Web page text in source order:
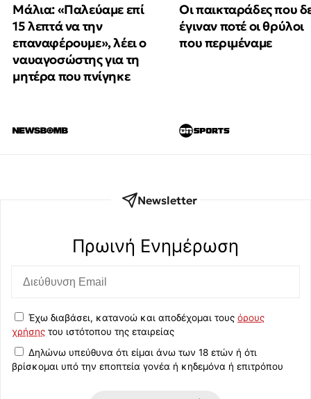
Μάλια: «Παλεύαμε επί
15 λεπτά να την
επαναφέρουμε», λέει ο
ναυαγοσώστης για τη
μητέρα που πνίγηκε
Οι παικταράδες που
έγιναν ποτέ οι θρύλοι
που περιμέναμε
Newsletter
Πρωινή Eνημέρωση
Έχω διαβάσει, κατανοώ και αποδέχομαι τους όρους
χρήσης του ιστότοπου της εταιρείας
Δηλώνω υπεύθυνα ότι είμαι άνω των 18 ετών ή ότι
βρίσκομαι υπό την εποπτεία γονέα ή κηδεμόνα ή επιτρόπου